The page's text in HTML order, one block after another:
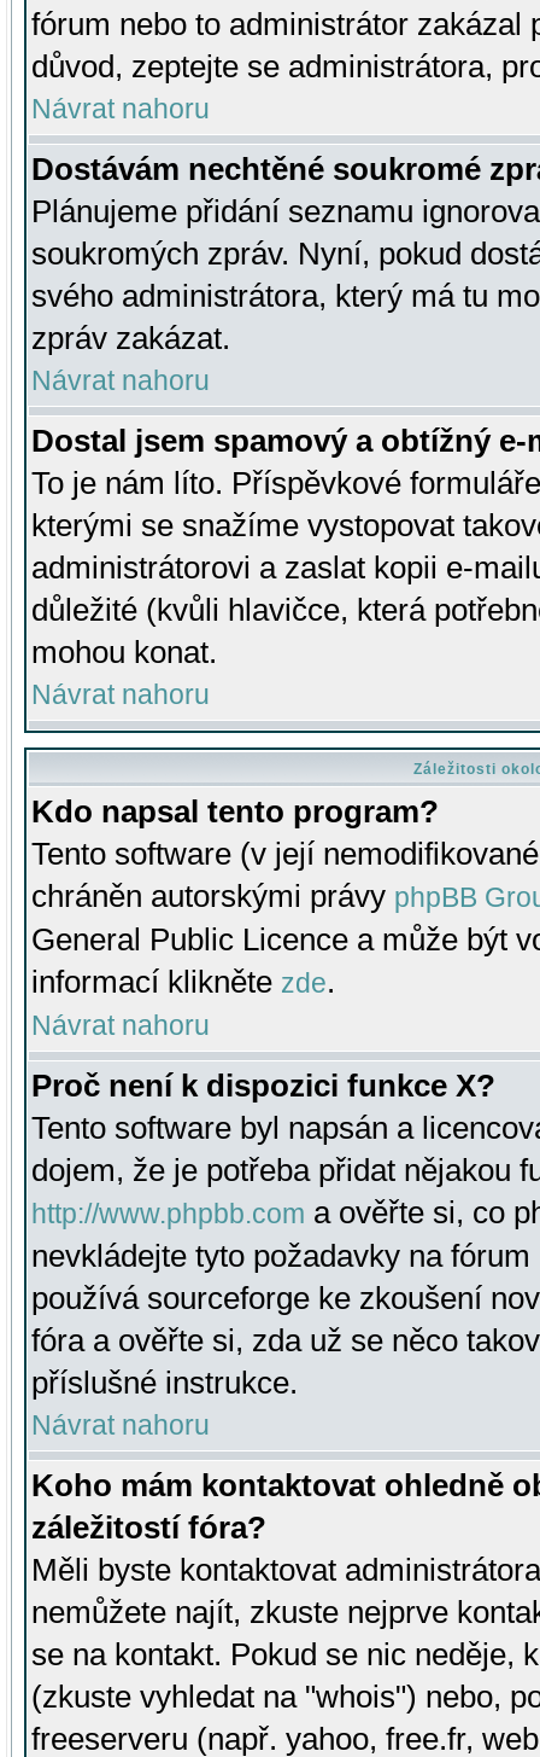
fórum nebo to administrátor zakázal
důvod, zeptejte se administrátora,
Návrat nahoru
Dostávám nechtěné soukromé
Plánujeme přidání seznamu
soukromých zpráv. Nyní, pokud
svého administrátora, který má tu
zpráv zakázat.
Návrat nahoru
Dostal jsem spamový a obtížný
To je nám líto. Příspěvkové
kterými se snažíme vystopovat
administrátorovi a zaslat kopii e-
důležité (kvůli hlavičce, která
mohou konat.
Návrat nahoru
Záležitosti
Kdo napsal tento program?
Tento software (v její
chráněn autorskými právy phpBB
General Public Licence a může být
informací klikněte zde.
Návrat nahoru
Proč není k dispozici funkce X?
Tento software byl napsán a
dojem, že je potřeba přidat nějakou
http://www.phpbb.com a ověřte si, co
nevkládejte tyto požadavky na
používá sourceforge ke zkoušení
fóra a ověřte si, zda už se něco
příslušné instrukce.
Návrat nahoru
Koho mám kontaktovat ohledně
záležitostí fóra?
Měli byste kontaktovat
nemůžete najít, zkuste nejprve
se na kontakt. Pokud se nic neděje,
(zkuste vyhledat na "whois") nebo,
freeserveru (např. yahoo, free.fr,